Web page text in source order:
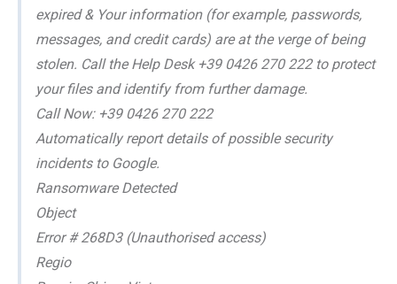
expired & Your information (for example, passwords,
messages, and credit cards) are at the verge of being
stolen. Call the Help Desk +39 0426 270 222 to protect
your files and identify from further damage.
Call Now: +39 0426 270 222
Automatically report details of possible security
incidents to Google.
Ransomware Detected
Object
Error # 268D3 (Unauthorised access)
Regio